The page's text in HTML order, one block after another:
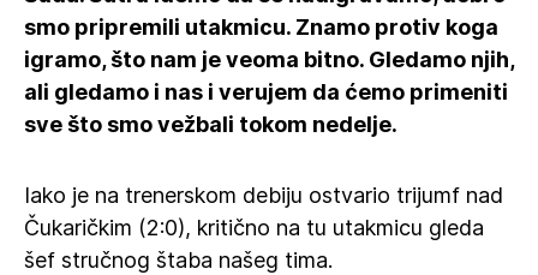
smo pripremili utakmicu. Znamo protiv koga
igramo, što nam je veoma bitno. Gledamo njih,
ali gledamo i nas i verujem da ćemo primeniti
sve što smo vežbali tokom nedelje.
Iako je na trenerskom debiju ostvario trijumf nad
Čukaričkim (2:0), kritično na tu utakmicu gleda
šef stručnog štaba našeg tima.